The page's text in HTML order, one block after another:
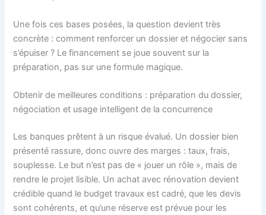
Une fois ces bases posées, la question devient très
concrète : comment renforcer un dossier et négocier sans
s’épuiser ? Le financement se joue souvent sur la
préparation, pas sur une formule magique.
Obtenir de meilleures conditions : préparation du dossier,
négociation et usage intelligent de la concurrence
Les banques prêtent à un risque évalué. Un dossier bien
présenté rassure, donc ouvre des marges : taux, frais,
souplesse. Le but n’est pas de « jouer un rôle », mais de
rendre le projet lisible. Un achat avec rénovation devient
crédible quand le budget travaux est cadré, que les devis
sont cohérents, et qu’une réserve est prévue pour les